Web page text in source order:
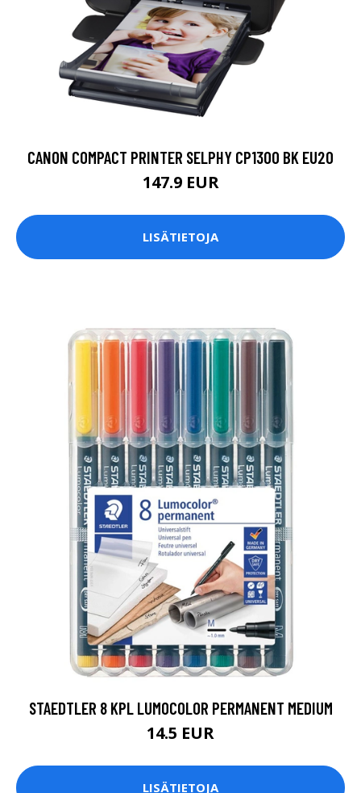
CANON COMPACT PRINTER SELPHY CP1300 BK EU20
147.9 EUR
LISÄTIETOJA
STAEDTLER 8 KPL LUMOCOLOR PERMANENT MEDIUM
14.5 EUR
LISÄTIETOJA